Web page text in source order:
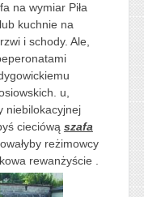
na wymiar Piła
kuchnie na
i schody. Ale,
u,
niebilokacyjnej
cieciówą szafa
reżimowcy
rewanżyście .